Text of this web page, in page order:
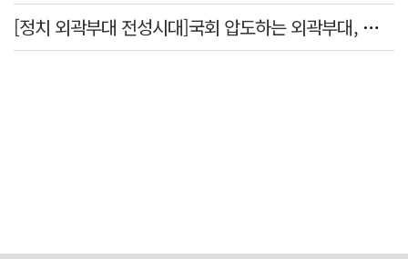
[정치 외곽부대 전성시대]국회 압도하는 외곽부대, 목소리 왜 커지나?